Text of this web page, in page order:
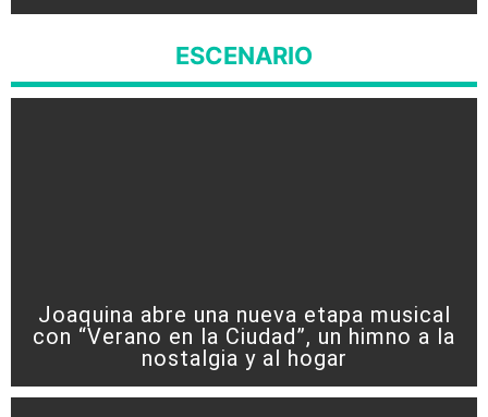
ESCENARIO
Joaquina abre una nueva etapa musical
con “Verano en la Ciudad”, un himno a la
nostalgia y al hogar